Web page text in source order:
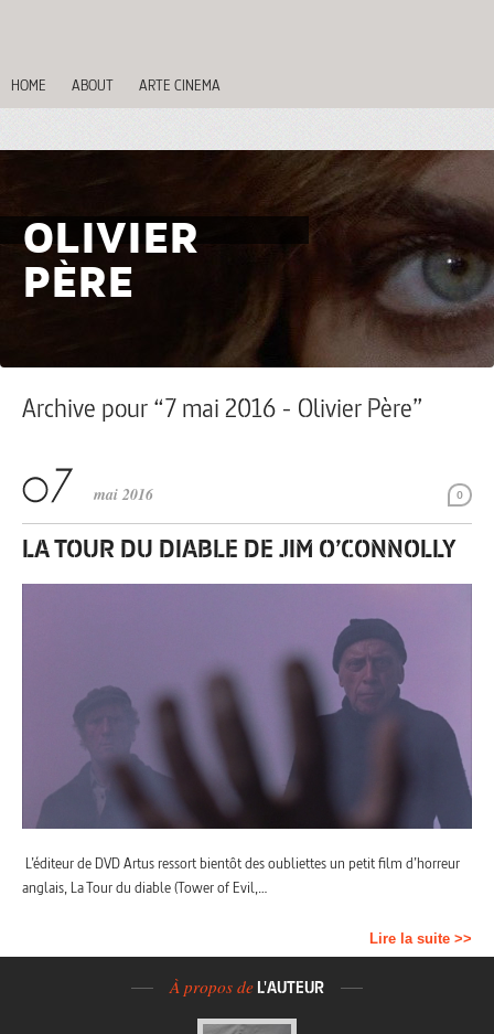
HOME ABOUT ARTE CINEMA
OLIVIER
PÈRE
Archive pour “7 mai 2016 - Olivier Père”
0
mai 2016
LA TOUR DU DIABLE DE JIM O’CONNOLLY
L’éditeur de DVD Artus ressort bientôt des oubliettes un petit film d’horreur
anglais, La Tour du diable (Tower of Evil,…
Lire la suite >>
À propos de L'AUTEUR